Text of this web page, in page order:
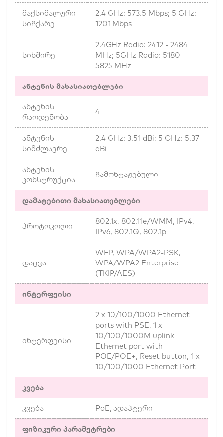
მაქსიმალური
სიჩქარე
2.4 GHz: 573.5 Mbps; 5 GHz:
1201 Mbps
სიხშირე
2.4GHz Radio: 2412 - 2484
MHz; 5GHz Radio: 5180 -
5825 MHz
ანტენის მახასიათებლები
ანტენის
რაოდენობა
4
ანტენის
სიმძლავრე
2.4 GHz: 3.51 dBi; 5 GHz: 5.37
dBi
ანტენის
კონსტრუქცია
ჩამონტაჟებული
დამატებითი მახასიათებლები
პროტოკოლი
802.1x, 802.11e/WMM, IPv4,
IPv6, 802.1Q, 802.1p
დაცვა
WEP, WPA/WPA2-PSK,
WPA/WPA2 Enterprise
(TKIP/AES)
ინტერფეისი
ინტერფეისი
2 x 10/100/1000 Ethernet
ports with PSE, 1 x
10/100/1000M uplink
Ethernet port with
POE/POE+, Reset button, 1 x
10/100/1000 Ethernet Port
კვება
კვება PoE, ადაპტერი
ფიზიკური პარამეტრები